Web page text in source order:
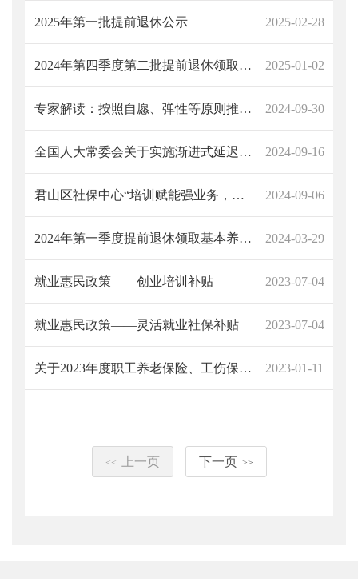
2025年第一批提前退休公示 2025-02-28
2024年第四季度第二批提前退休领取基本养老金资格人员公示表 2025-01-02
专家解读：按照自愿、弹性等原则推进延迟退休改革 2024-09-30
全国人大常委会关于实施渐进式延迟法定退休年龄的决定 2024-09-16
君山区社保中心“培训赋能强业务，温暖社保抚人心”——温暖社保宣传活动 2024-09-06
2024年第一季度提前退休领取基本养老金资格人员公示表 2024-03-29
就业惠民政策——创业培训补贴 2023-07-04
就业惠民政策——灵活就业社保补贴 2023-07-04
关于2023年度职工养老保险、工伤保险、失业保险缴费和待遇计发等有关问题的通告 2023-01-11
<< 上一页 下一页 >>